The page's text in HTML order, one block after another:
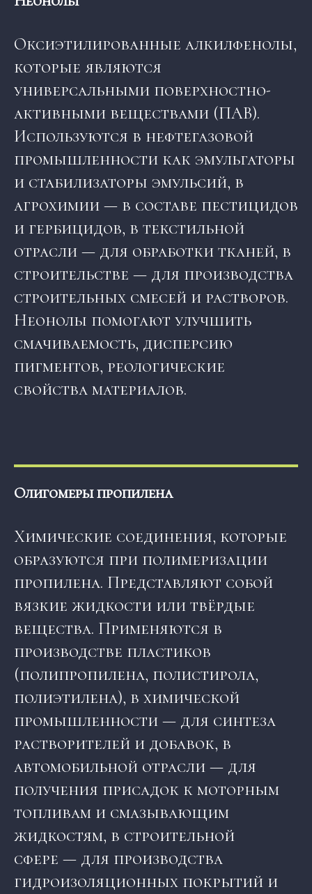
Оксиэтилированные алкилфенолы,
которые являются
универсальными поверхностно-
активными веществами (ПАВ).
Используются в нефтегазовой
промышленности как эмульгаторы
и стабилизаторы эмульсий, в
агрохимии — в составе пестицидов
и гербицидов, в текстильной
отрасли — для обработки тканей, в
строительстве — для производства
строительных смесей и растворов.
Неонолы помогают улучшить
смачиваемость, дисперсию
пигментов, реологические
свойства материалов.
Олигомеры пропилена
Химические соединения, которые
образуются при полимеризации
пропилена. Представляют собой
вязкие жидкости или твёрдые
вещества. Применяются в
производстве пластиков
(полипропилена, полистирола,
полиэтилена), в химической
промышленности — для синтеза
растворителей и добавок, в
автомобильной отрасли — для
получения присадок к моторным
топливам и смазывающим
жидкостям, в строительной
сфере — для производства
гидроизоляционных покрытий и